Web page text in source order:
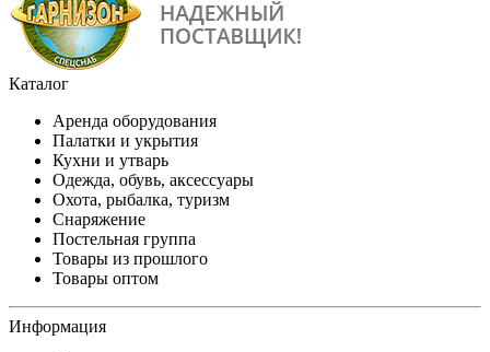
Каталог
Аренда оборудования
Палатки и укрытия
Кухни и утварь
Одежда, обувь, аксессуары
Охота, рыбалка, туризм
Снаряжение
Постельная группа
Товары из прошлого
Товары оптом
Информация